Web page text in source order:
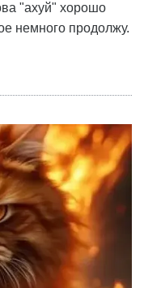
"ахуй" хорошо
немного продолжу.